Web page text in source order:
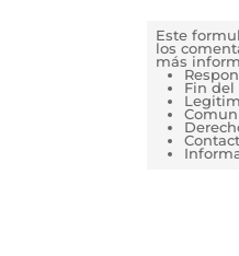
Este
los
más
Fin del